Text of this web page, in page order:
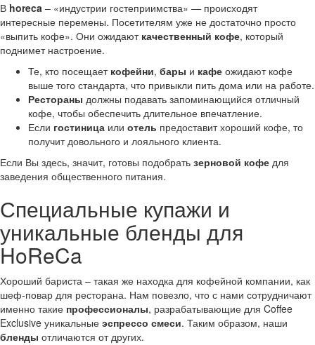
В horeca – «индустрии гостеприимства» — происходят
интересные перемены. Посетителям уже не достаточно просто
«выпить кофе». Они ожидают качественный кофе, который
поднимет настроение.
Те, кто посещает кофейни, бары и кафе ожидают кофе
выше того стандарта, что привыкли пить дома или на работе.
Рестораны должны подавать запоминающийся отличный
кофе, чтобы обеспечить длительное впечатление.
Если гостиница или отель предоставит хороший кофе, то
получит довольного и лояльного клиента.
Если Вы здесь, значит, готовы подобрать зерновой кофе для
заведения общественного питания.
Специальные купажи и
уникальные бленды для
HoReCa
Хороший бариста – такая же находка для кофейной компании, как
шеф-повар для ресторана. Нам повезло, что с нами сотрудничают
именно такие профессионалы, разрабатывающие для Coffee
Exclusive уникальные эспрессо смеси. Таким образом, наши
бленды отличаются от других.